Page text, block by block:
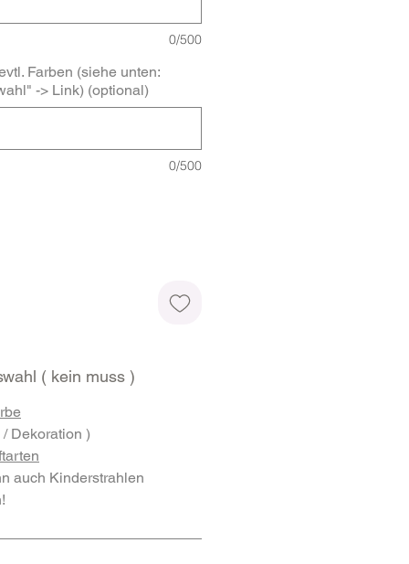
0/500
Farben (siehe unten:
-> Link) (optional)
0/500
( kein muss )
Dekoration )
auch Kinderstrahlen